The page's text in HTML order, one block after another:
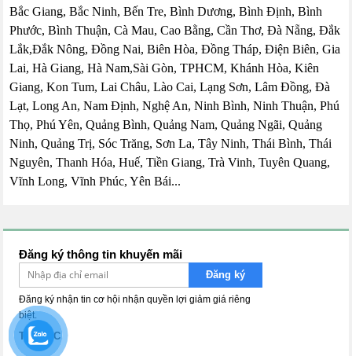
Bắc Giang, Bắc Ninh, Bến Tre, Bình Dương, Bình Định, Bình
Phước, Bình Thuận, Cà Mau, Cao Bằng, Cần Thơ, Đà Nẵng, Đắk
Lắk,Đắk Nông, Đồng Nai, Biên Hòa, Đồng Tháp, Điện Biên, Gia
Lai, Hà Giang, Hà Nam,Sài Gòn, TPHCM, Khánh Hòa, Kiên
Giang, Kon Tum, Lai Châu, Lào Cai, Lạng Sơn, Lâm Đồng, Đà
Lạt, Long An, Nam Định, Nghệ An, Ninh Bình, Ninh Thuận, Phú
Thọ, Phú Yên, Quảng Bình, Quảng Nam, Quảng Ngãi, Quảng
Ninh, Quảng Trị, Sóc Trăng, Sơn La, Tây Ninh, Thái Bình, Thái
Nguyên, Thanh Hóa, Huế, Tiền Giang, Trà Vinh, Tuyên Quang,
Vĩnh Long, Vĩnh Phúc, Yên Bái...
Đăng ký thông tin khuyến mãi
Đăng ký
Đăng ký nhận tin cơ hội nhận quyền lợi giảm giá riêng
biệt.
TIN TỨC